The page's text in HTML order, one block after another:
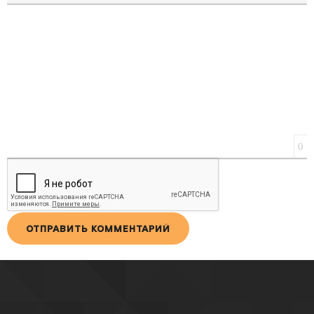
ВСТАВКА ЦИТАТЫ
ВСТАВКА СПОЙЛЕРА
0
ОТПРАВИТЬ КОММЕНТАРИЙ